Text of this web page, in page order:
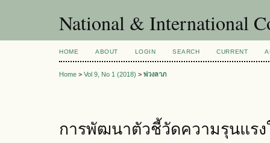
National & International
HOME ABOUT LOGIN SEARCH CURRENT
Home > Vol 9, No 1 (2018) > พ่วงลาภ
การพัฒนาตัวชี้วัดความรุนแร